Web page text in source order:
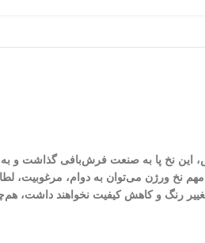
این نخ پا به صنعت فرش‌بافی گذاشت
مهم نخ ورژن می‌توان به دوام،
رنگ و کاهش کیفیت نخواهند